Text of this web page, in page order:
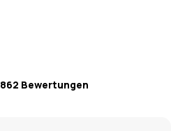
862 Bewertungen